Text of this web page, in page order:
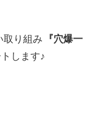
取り組み
『穴爆一
します♪